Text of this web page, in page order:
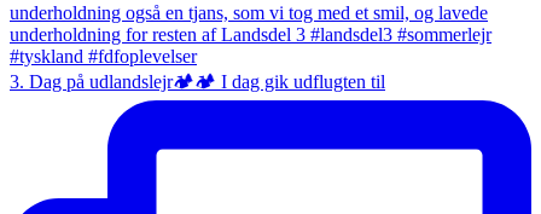
3. Dag på udlandslejr🏕️🏕️ I dag gik udflugten til